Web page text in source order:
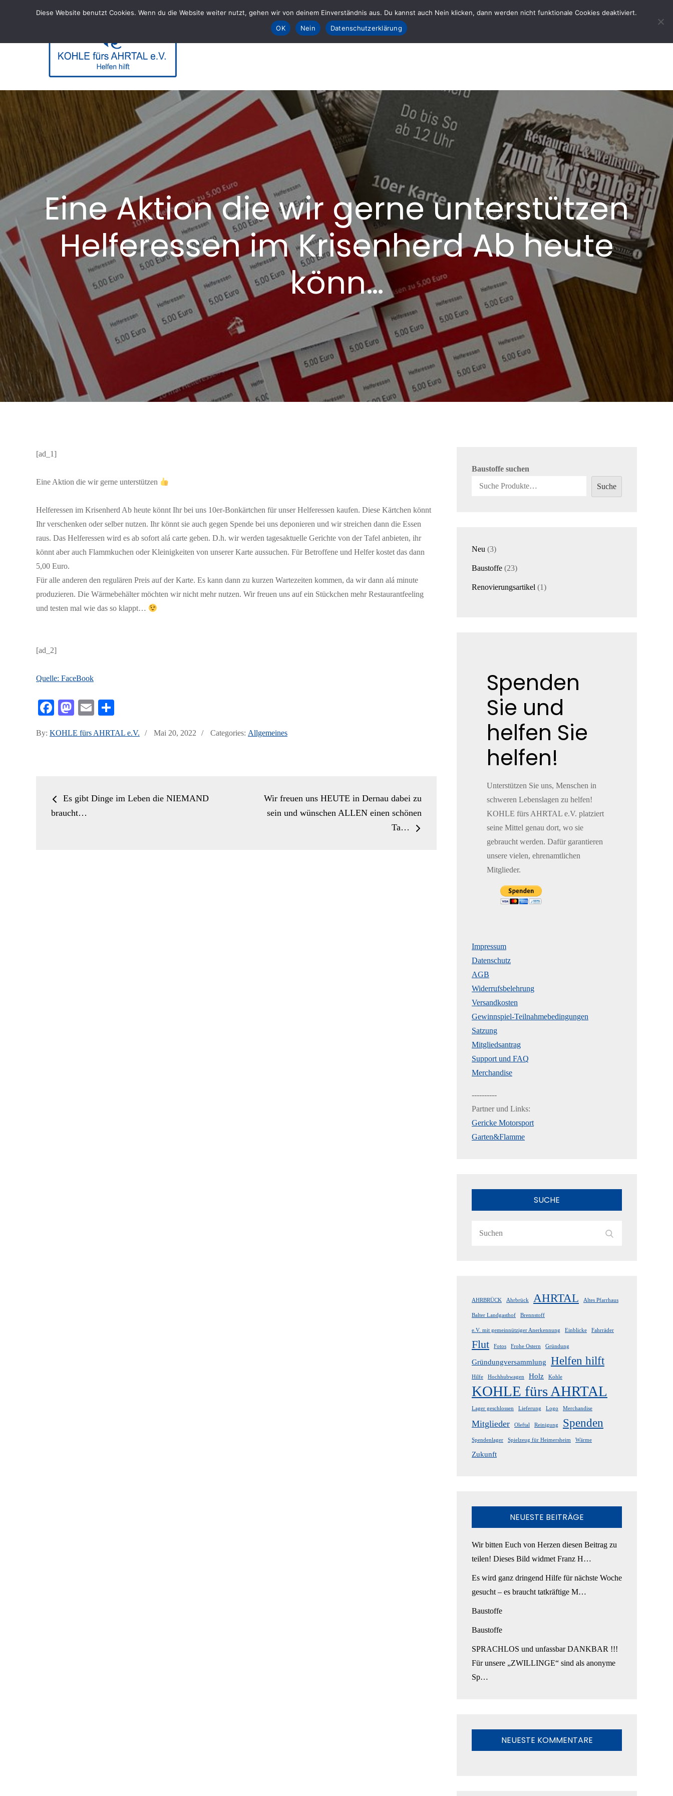
Eine Aktion die wir gerne unterstützen
Helferessen im Krisenherd Ab heute
könn…
[ad_1]
Eine Aktion die wir gerne unterstützen
Helferessen im Krisenherd Ab heute könnt Ihr bei uns 10er-Bonkärtchen für unser Helferessen kaufen. Diese Kärtchen könnt
Ihr verschenken oder selber nutzen. Ihr könnt sie auch gegen Spende bei uns deponieren und wir streichen dann die Essen
raus. Das Helferessen wird es ab sofort alá carte geben. D.h. wir werden tagesaktuelle Gerichte von der Tafel anbieten, ihr
könnt aber auch Flammkuchen oder Kleinigkeiten von unserer Karte aussuchen. Für Betroffene und Helfer kostet das dann
5,00 Euro.
Für alle anderen den regulären Preis auf der Karte. Es kann dann zu kurzen Wartezeiten kommen, da wir dann alá minute
produzieren. Die Wärmebehälter möchten wir nicht mehr nutzen. Wir freuen uns auf ein Stückchen mehr Restaurantfeeling
und testen mal wie das so klappt…
[ad_2]
Quelle: FaceBook
Fa
bo
M
to
E
ail n
By: KOHLE fürs AHRTAL e.V.
Posted
Mai 20, 2022 Categories: Allgemeines
Beitrags-
Navigation
Es gibt Dinge im Leben die NIEMAND
braucht…
Wir freuen uns HEUTE in Dernau dabei zu
sein und wünschen ALLEN einen schönen
Ta…
Baustoffe suchen
Suche
Neu 33
Baustoffe 2323
Renovierungsartikel 11
Spenden
Sie und
helfen Sie
helfen!
Unterstützen Sie uns, Menschen in
schweren Lebenslagen zu helfen!
KOHLE fürs AHRTAL e.V. platziert
seine Mittel genau dort, wo sie
gebraucht werden. Dafür garantieren
unsere vielen, ehrenamtlichen
Mitglieder.
Impressum
Datenschutz
AGB
Widerrufsbelehrung
Versandkosten
Gewinnspiel-Teilnahmebedingungen
Satzung
Mitgliedsantrag
Support und FAQ
Merchandise
----------
Partner und Links:
Gericke Motorsport
Garten&Flamme
SUCHE
AHRBRÜCK Ahrbrück AHRTAL Altes Pfarrhaus
Balter Landgasthof Brennstoff
e.V. mit gemeinnütziger Anerkennung Einblicke Fahrräder
Flut Fotos Frohe Ostern Gründung
Gründungversammlung Helfen hilft
Hilfe Hochhubwagen Holz Kohle
KOHLE fürs AHRTAL
Lager geschlossen Lieferung Logo Merchandise
Mitglieder Oleftal Reinigung Spenden
Spendenlager Spielzeug für Heimersheim Wärme
Zukunft
NEUESTE BEITRÄGE
Wir bitten Euch von Herzen diesen Beitrag zu
teilen! Dieses Bild widmet Franz H…
Es wird ganz dringend Hilfe für nächste Woche
gesucht – es braucht tatkräftige M…
Baustoffe
Baustoffe
SPRACHLOS und unfassbar DANKBAR !!!
Für unsere „ZWILLINGE“ sind als anonyme
Sp…
NEUESTE KOMMENTARE
Diese Website benutzt Cookies. Wenn du die Website weiter nutzt, gehen wir von deinem Einverständnis aus. Du kannst auch Nein klicken, dann werden nicht funktionale Cookies deaktiviert.
OK
Nein Datenschutzerklärung